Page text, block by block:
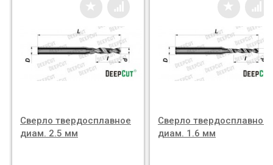
Сверло твердосплавное
диам. 2.5 мм
Сверло твердосплавное
диам. 1.6 мм